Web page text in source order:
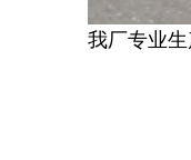
我厂专业